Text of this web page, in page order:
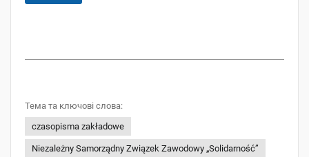
Тема та ключові слова:
czasopisma zakładowe
Niezależny Samorządny Związek Zawodowy „Solidarność”